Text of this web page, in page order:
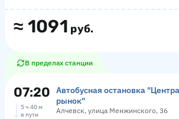
≈ 1091 руб.
В пределах станции
07:20
Автобусная остановка
рынок"
Алчевск, улица Менжинского, 36
5 ч 40 м
в пути